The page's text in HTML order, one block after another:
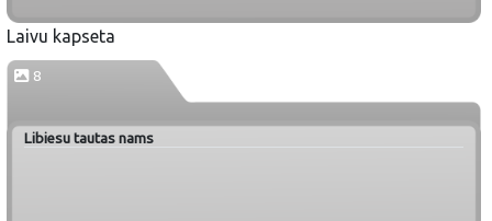
Laivu kapseta
8
Libiesu tautas nams